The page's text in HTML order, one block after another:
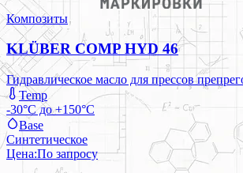
Композиты
KLÜBER COMP HYD 46
Гидравлическое масло для прессов
Temp
-30°C до +150°C
Base
Синтетическое
Цена:По запросу